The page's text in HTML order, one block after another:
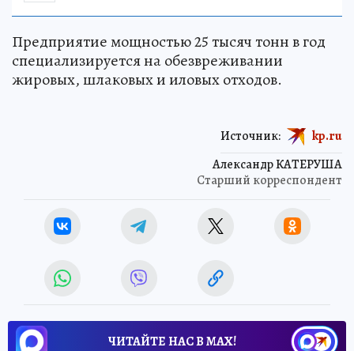
Предприятие мощностью 25 тысяч тонн в год
специализируется на обезвреживании
жировых, шлаковых и иловых отходов.
Александр КАТЕРУША
Старший корреспондент
Источник: kp.ru
ЧИТАЙТЕ НАС В МАХ!